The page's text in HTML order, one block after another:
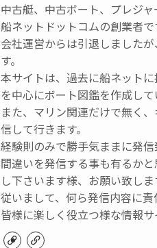
中古艇、中古ボート、プレジ
船ネットドットコムの創業者で
会社運営からは引退しました
す。
本サイトは、過去に船ネット
を中心にボート図鑑を作成して
また、マリン関連だけで無く
信して行きます。
経験則のみで勝手気ままに発
間違いを発信する事も有るか
し下さいます様、お願い致しま
従いまして、何ら発信内容に責
皆様に楽しく役立つ様な情報